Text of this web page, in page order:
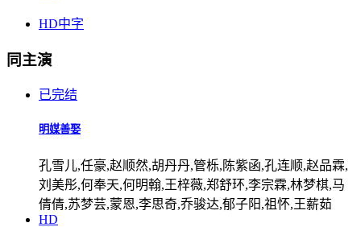
HD中字
同主演
已完结
明媒善娶
孔雪儿,任豪,赵顺然,胡丹丹,管栎,陈紫函,孔连顺,赵品霖,
刘美彤,何奉天,何明翰,王梓薇,郑舒环,李宗霖,林梦棋,马
倩倩,苏梦芸,蒙恩,李思奇,乔骏达,郁子阳,祖怀,王薪茹
HD